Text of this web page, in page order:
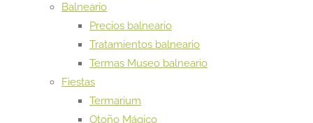
Balneario
Precios balneario
Tratamientos balneario
Termas Museo balneario
Fiestas
Termarium
Otoño Mágico